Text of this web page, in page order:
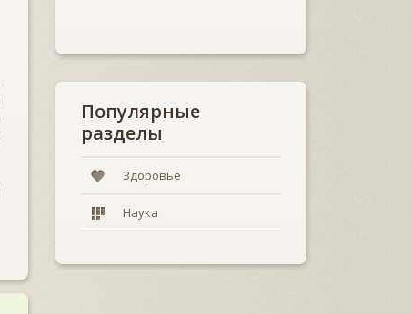
Популярные
разделы
Здоровье
Наука